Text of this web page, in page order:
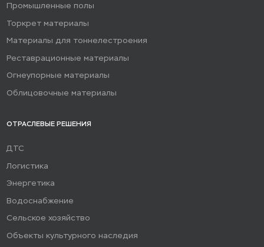
Промышленные полы
Торкрет материалы
Материалы для тоннелестроения
Реставрационные материалы
Огнеупорные материалы
Облицовочные материалы
ОТРАСЛЕВЫЕ РЕШЕНИЯ
ДТС
Логистика
Энергетика
Водоснабжение
Сельское хозяйство
Объекты культурного наследия